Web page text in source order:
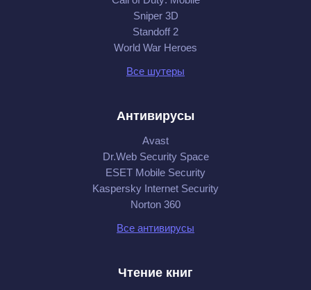
Sniper 3D
Standoff 2
World War Heroes
Все шутеры
Антивирусы
Avast
Dr.Web Security Space
ESET Mobile Security
Kaspersky Internet Security
Norton 360
Все антивирусы
Чтение книг